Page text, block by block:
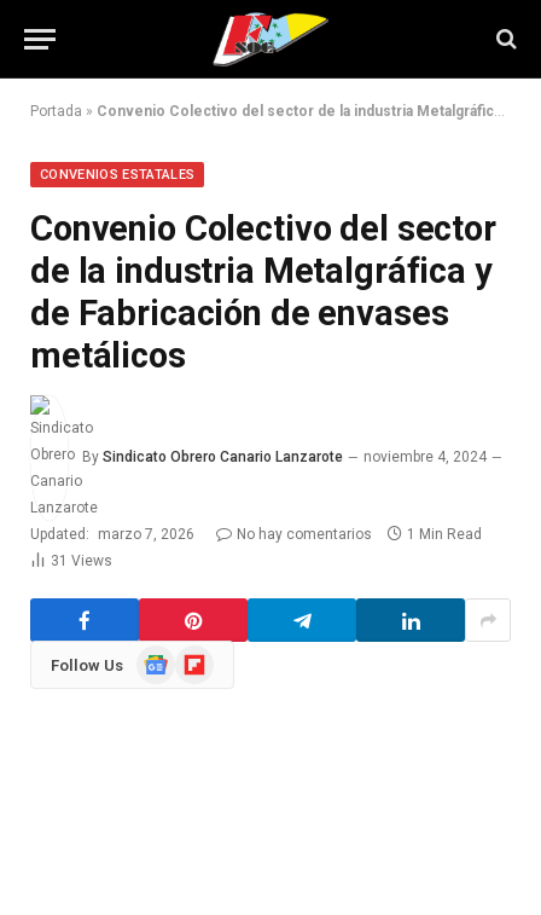
Portada » Convenio Colectivo del sector de la industria Metalgráfica y de Fabricación de envases metálicos
CONVENIOS ESTATALES
Convenio Colectivo del sector
de la industria Metalgráfica y
de Fabricación de envases
metálicos
By Sindicato Obrero Canario Lanzarote noviembre 4, 2024
Updated: marzo 7, 2026 No hay comentarios
1 Min Read
31 Views
Follow Us
GoogleFlipboard